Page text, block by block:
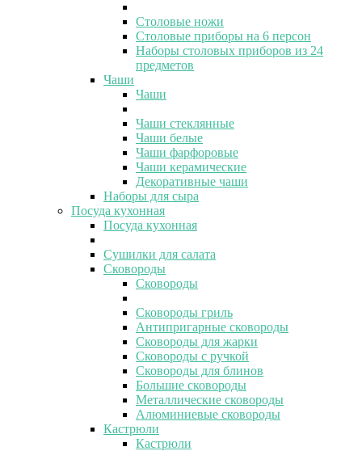
Столовые ножи
Столовые приборы на 6 персон
Наборы столовых приборов из 24
предметов
Чаши
Чаши
Чаши стеклянные
Чаши белые
Чаши фарфоровые
Чаши керамические
Декоративные чаши
Наборы для сыра
Посуда кухонная
Посуда кухонная
Сушилки для салата
Сковороды
Сковороды
Сковороды гриль
Антипригарные сковороды
Сковороды для жарки
Сковороды с ручкой
Сковороды для блинов
Большие сковороды
Металлические сковороды
Алюминиевые сковороды
Кастрюли
Кастрюли